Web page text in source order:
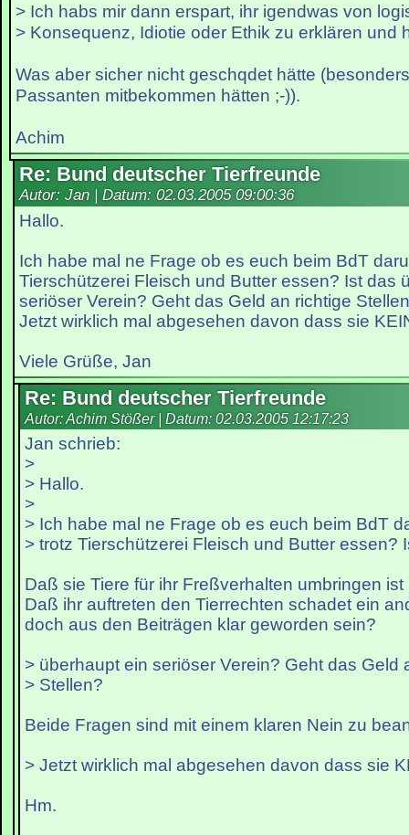
> Ich habs mir dann erspart, ihr igendwas von
> Konsequenz, Idiotie oder Ethik zu erklären und
Was aber sicher nicht geschqdet hätte
Passanten mitbekommen hätten ;-)).
Achim
Re: Bund deutscher Tierfreunde
Autor: Jan | Datum: 02.03.2005 09:00:36
Hallo.
Ich habe mal ne Frage ob es euch beim BdT
Tierschützerei Fleisch und Butter essen? Ist das
seriöser Verein? Geht das Geld an richtige
Jetzt wirklich mal abgesehen davon dass sie
Viele Grüße, Jan
Re: Bund deutscher Tierfreunde
Autor: Achim Stößer | Datum: 02.03.2005 12:17:23
Jan schrieb:
>
> Hallo.
>
> Ich habe mal ne Frage ob es euch beim BdT
> trotz Tierschützerei Fleisch und Butter essen?
Daß sie Tiere für ihr Freßverhalten umbringen
Daß ihr auftreten den Tierrechten schadet ein
doch aus den Beiträgen klar geworden sein?
> überhaupt ein seriöser Verein? Geht das Geld
> Stellen?
Beide Fragen sind mit einem klaren Nein zu
> Jetzt wirklich mal abgesehen davon dass sie
Hm.